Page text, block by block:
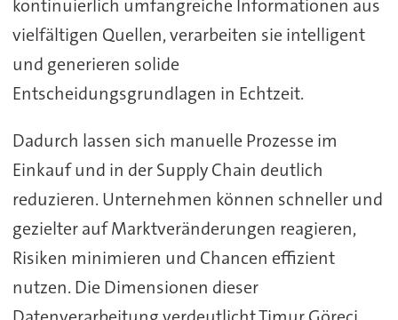
kontinuierlich umfangreiche Informationen aus
vielfältigen Quellen, verarbeiten sie intelligent
und generieren solide
Entscheidungsgrundlagen in Echtzeit.
Dadurch lassen sich manuelle Prozesse im
Einkauf und in der Supply Chain deutlich
reduzieren. Unternehmen können schneller und
gezielter auf Marktveränderungen reagieren,
Risiken minimieren und Chancen effizient
nutzen. Die Dimensionen dieser